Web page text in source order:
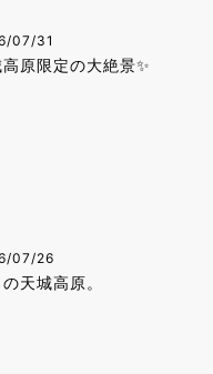
07/31
原限定の大絶景✨
07/26
天城高原。